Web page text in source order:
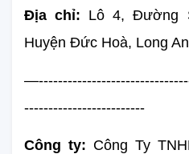
Địa chỉ: Lô 4, Đường
Huyện Đức Hoà, Long An
-------------------------
Công ty: Công Ty